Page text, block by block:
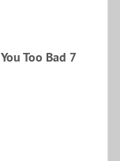
Too Bad 7